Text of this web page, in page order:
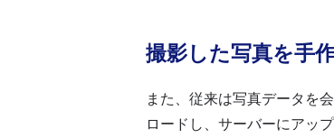
撮影した写真を手
また、従来は写真データを
ロードし、サーバーにアッ